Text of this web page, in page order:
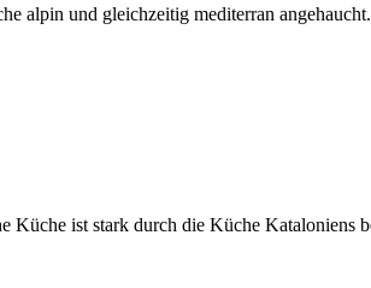
alpin und gleichzeitig mediterran
Küche ist stark durch die Küche Kataloniens